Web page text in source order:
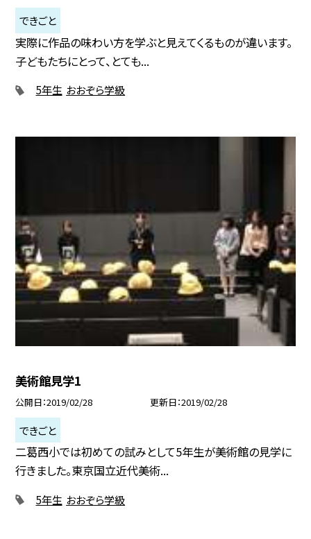
できごと
実際に作品の味わい方を学ぶと見えてくるものが違います。
子どもたちにとって、とても...
5年生 おおぞら学級
美術館見学1
公開日 2019/02/28 更新日 2019/02/28
できごと
二葛西小では初めての試みとして5年生が美術館の見学に
行きました。東京国立近代美術...
5年生 おおぞら学級